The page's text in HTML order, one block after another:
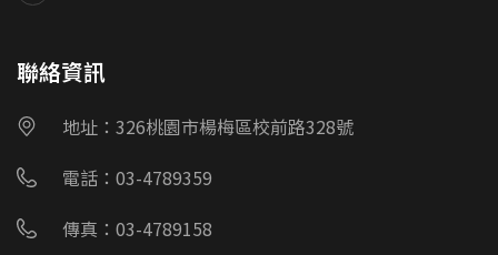
聯絡資訊
地址：326桃園市楊梅區校前路328號
電話：03-4789359
傳真：03-4789158